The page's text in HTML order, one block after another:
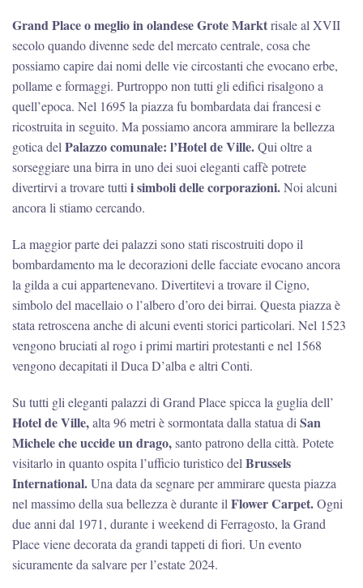
Grand Place o meglio in olandese Grote Marktrisale al XVII
secolo quando divenne sede del mercato centrale, cosa che
possiamo capire dai nomi delle vie circostanti che evocano erbe,
pollame e formaggi. Purtroppo non tutti gli edifici risalgono a
quell’epoca. Nel 1695 la piazza fu bombardata dai francesi e
ricostruita in seguito. Ma possiamo ancora ammirare la bellezza
gotica delPalazzo comunale: l’Hotel de Ville.Qui oltre a
sorseggiare una birra in uno dei suoi eleganti caffè potrete
divertirvi a trovare tuttii simboli delle corporazioni.Noi alcuni
ancora li stiamo cercando.
La maggior parte dei palazzi sono stati riscostruiti dopo il
bombardamento ma le decorazioni delle facciate evocano ancora
la gilda a cui appartenevano. Divertitevi a trovare il Cigno,
simbolo del macellaio o l’albero d’oro dei birrai. Questa piazza è
stata retroscena anche di alcuni eventi storici particolari. Nel 1523
vengono bruciati al rogo i primi martiri protestanti e nel 1568
vengono decapitati il Duca D’alba e altri Conti.
Su tutti gli eleganti palazzi di Grand Place spicca la guglia dell’
Hotel de Ville,alta 96 metri è sormontata dalla statua diSan
Michele che uccide un drago,santo patrono della città. Potete
visitarlo in quanto ospita l’ufficio turistico delBrussels
International.Una data da segnare per ammirare questa piazza
nel massimo della sua bellezza è durante ilFlower Carpet.Ogni
due anni dal 1971, durante i weekend di Ferragosto, la Grand
Place viene decorata da grandi tappeti di fiori. Un evento
sicuramente da salvare per l’estate 2024.